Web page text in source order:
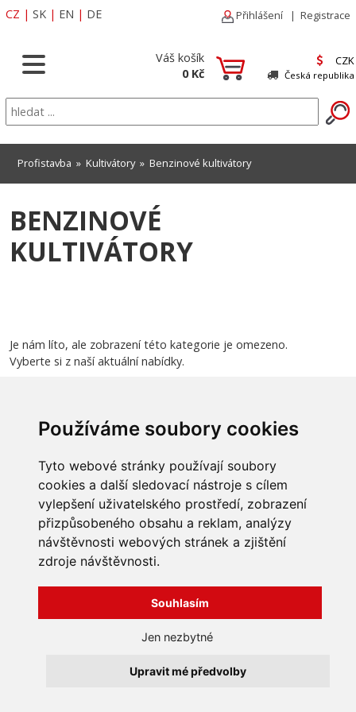
Používáme soubory cookies
Tyto webové stránky používají soubory
cookies a další sledovací nástroje s cílem
vylepšení uživatelského prostředí, zobrazení
přizpůsobeného obsahu a reklam, analýzy
návštěvnosti webových stránek a zjištění
zdroje návštěvnosti.
Souhlasím
Jen nezbytné
Upravit mé předvolby
CZ | SK | EN | DE Přihlášení | Registrace
Váš košík
0 Kč
CZK
Česká republika
Profistavba » Kultivátory» Benzinové kultivátory
BENZINOVÉ
KULTIVÁTORY
Je nám líto, ale zobrazení této kategorie je omezeno.
Vyberte si z naší aktuální nabídky.
Obchodní podmínky
Zpracování a ochrana
osobních údajů
Jak nakupovat
O nás
Kontakt
Reklamace, odstoupení od
smlouvy
Všechna práva vyhrazena
Bravura s.r.o. © 2026
profesionální webové stránky: triangl web